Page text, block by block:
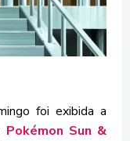
foi exibida a
Pokémon Sun &